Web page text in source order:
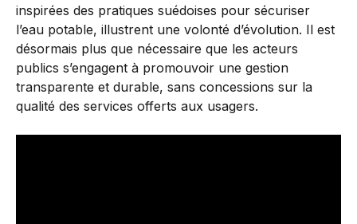
inspirées des pratiques suédoises pour sécuriser
l’eau potable, illustrent une volonté d’évolution. Il est
désormais plus que nécessaire que les acteurs
publics s’engagent à promouvoir une gestion
transparente et durable, sans concessions sur la
qualité des services offerts aux usagers.